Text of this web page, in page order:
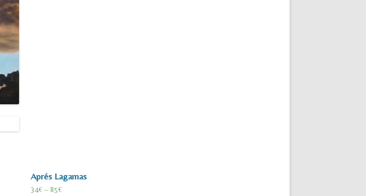
Aprés Lagamas
34€– 85€